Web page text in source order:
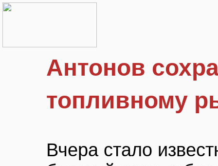
Антонов
топливному
Вчера стало